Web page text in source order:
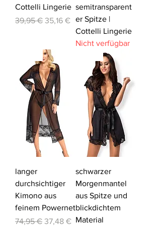
Cottelli Lingerie
Standardpreis
39,95 € Sale-Preis
35,16 €
semitransparent
er Spitze |
Cottelli Lingerie
Nicht verfügbar
langer
durchsichtiger
Kimono aus
feinem Powernet
Standardpreis
74,95 € Sale-Preis
37,48 €
schwarzer
Morgenmantel
aus Spitze und
blickdichtem
Material